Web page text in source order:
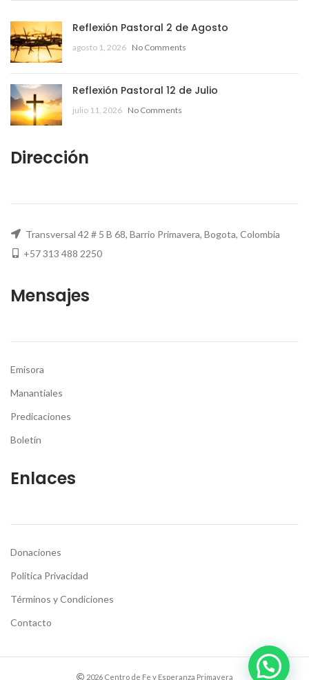
Reflexión Pastoral 2 de Agosto
agosto 1, 2026 No Comments
Reflexión Pastoral 12 de Julio
julio 11, 2026 No Comments
Dirección
Transversal 42 # 5 B 68, Barrio Primavera, Bogota, Colombia
+57 313 488 2250
Mensajes
Emisora
Manantiales
Predicaciones
Boletín
Enlaces
Donaciones
Politica Privacidad
Términos y Condiciones
Contacto
2026 Centro de Fe y Esperanza Primavera